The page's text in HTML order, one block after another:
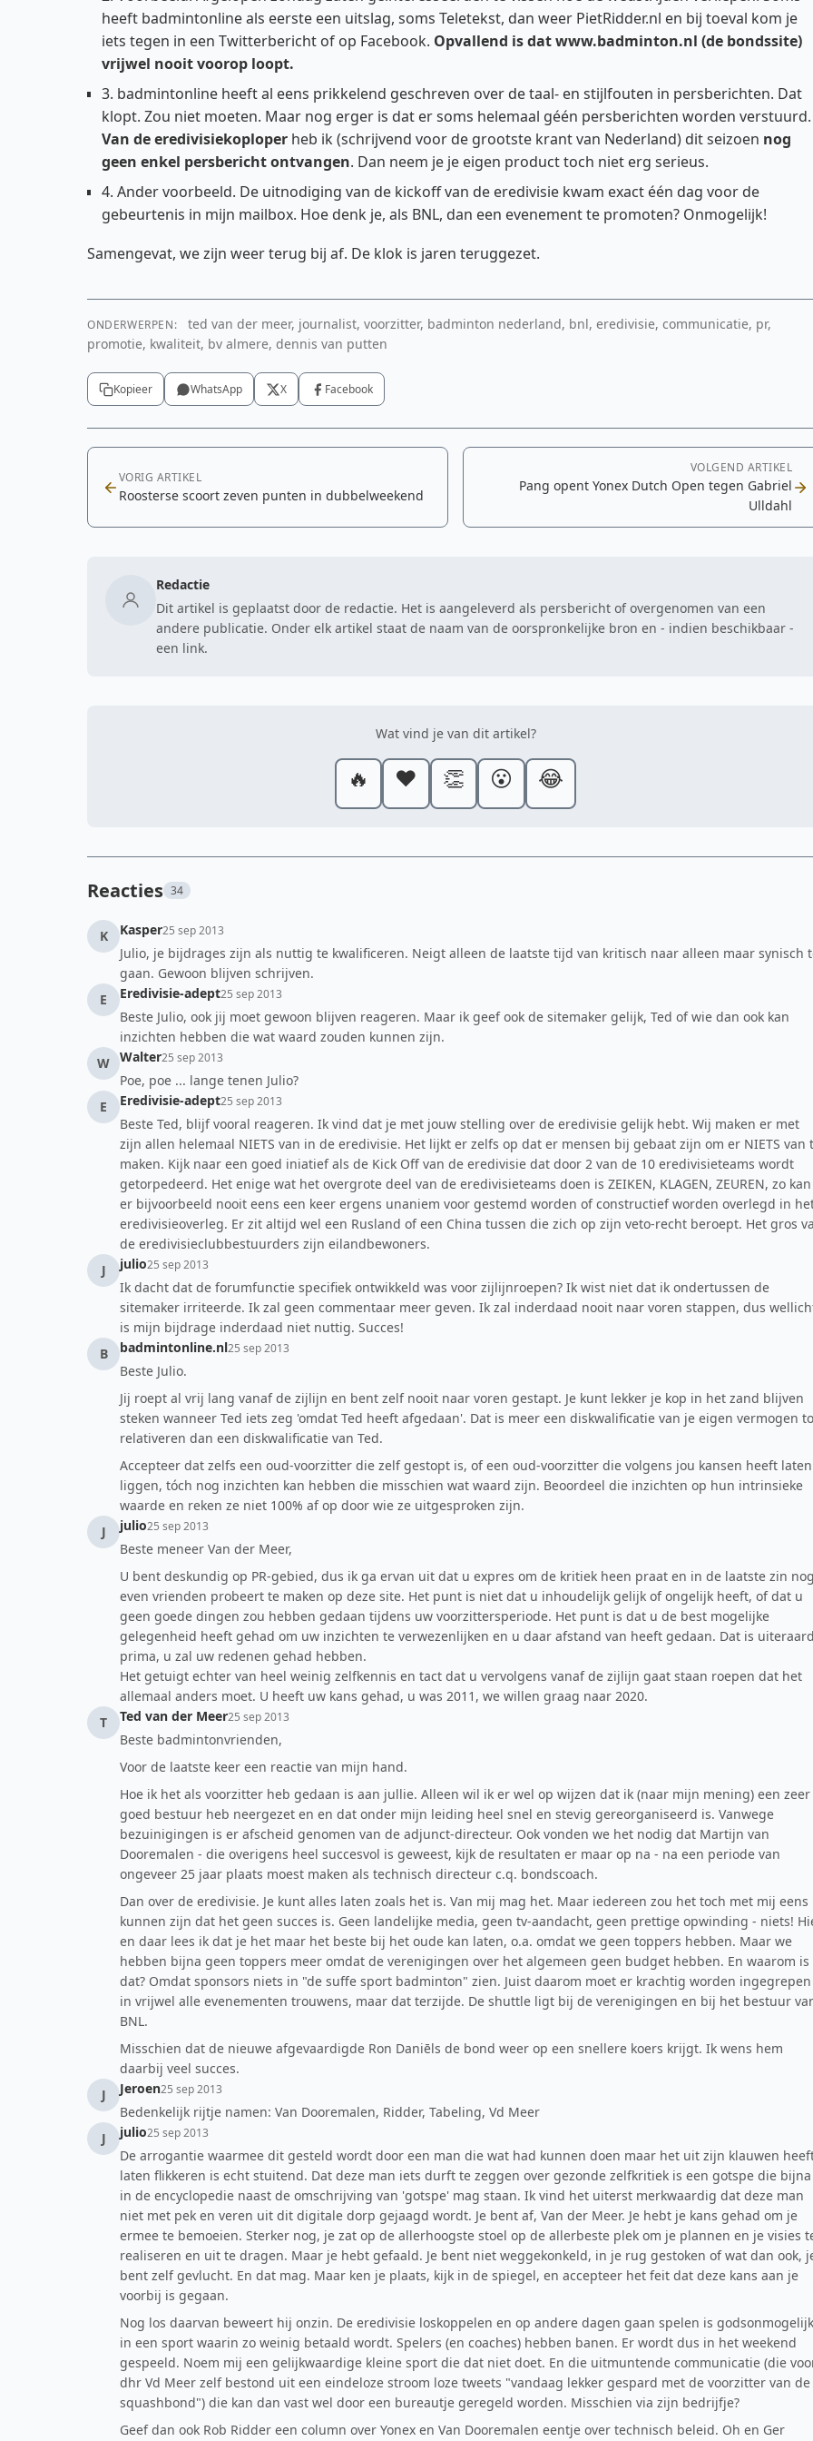
heeft badmintonline als eerste een uitslag, soms Teletekst, dan weer PietRidder.nl en bij toeval kom je
iets tegen in een Twitterbericht of op Facebook. Opvallend is dat www.badminton.nl (de bondssite)
vrijwel nooit voorop loopt.
3. badmintonline heeft al eens prikkelend geschreven over de taal- en stijlfouten in persberichten. Dat
klopt. Zou niet moeten. Maar nog erger is dat er soms helemaal géén persberichten worden verstuurd.
Van de eredivisiekoploper heb ik (schrijvend voor de grootste krant van Nederland) dit seizoen nog
geen enkel persbericht ontvangen. Dan neem je je eigen product toch niet erg serieus.
4. Ander voorbeeld. De uitnodiging van de kickoff van de eredivisie kwam exact één dag voor de
gebeurtenis in mijn mailbox. Hoe denk je, als BNL, dan een evenement te promoten? Onmogelijk!
Samengevat, we zijn weer terug bij af. De klok is jaren teruggezet.
ONDERWERPEN:
ted van der meer, journalist, voorzitter, badminton nederland, bnl, eredivisie, communicatie, pr,
promotie, kwaliteit, bv almere, dennis van putten
Kopieer WhatsApp X Facebook
VORIG ARTIKEL
Roosterse scoort zeven punten in dubbelweekend
VOLGEND ARTIKEL
Pang opent Yonex Dutch Open tegen Gabriel
Ulldahl
Redactie
Dit artikel is geplaatst door de redactie. Het is aangeleverd als persbericht of overgenomen van een
andere publicatie. Onder elk artikel staat de naam van de oorspronkelijke bron en - indien beschikbaar -
een link.
Wat vind je van dit artikel?
🔥 ❤️ 👏 😮 😂
Reacties 34
K Kasper25 sep 2013
Julio, je bijdrages zijn als nuttig te kwalificeren. Neigt alleen de laatste tijd van kritisch naar alleen maar synisch
gaan. Gewoon blijven schrijven.
E
Eredivisie-adept25 sep 2013
Beste Julio, ook jij moet gewoon blijven reageren. Maar ik geef ook de sitemaker gelijk, Ted of wie dan ook kan
inzichten hebben die wat waard zouden kunnen zijn.
W Walter25 sep 2013
Poe, poe ... lange tenen Julio?
E
Eredivisie-adept25 sep 2013
Beste Ted, blijf vooral reageren. Ik vind dat je met jouw stelling over de eredivisie gelijk hebt. Wij maken er met
zijn allen helemaal NIETS van in de eredivisie. Het lijkt er zelfs op dat er mensen bij gebaat zijn om er NIETS van
maken. Kijk naar een goed iniatief als de Kick Off van de eredivisie dat door 2 van de 10 eredivisieteams wordt
getorpedeerd. Het enige wat het overgrote deel van de eredivisieteams doen is ZEIKEN, KLAGEN, ZEUREN, zo kan
er bijvoorbeeld nooit eens een keer ergens unaniem voor gestemd worden of constructief worden overlegd in
eredivisieoverleg. Er zit altijd wel een Rusland of een China tussen die zich op zijn veto-recht beroept. Het gros
de eredivisieclubbestuurders zijn eilandbewoners.
J
julio25 sep 2013
Ik dacht dat de forumfunctie specifiek ontwikkeld was voor zijlijnroepen? Ik wist niet dat ik ondertussen de
sitemaker irriteerde. Ik zal geen commentaar meer geven. Ik zal inderdaad nooit naar voren stappen, dus
is mijn bijdrage inderdaad niet nuttig. Succes!
B
badmintonline.nl25 sep 2013
Beste Julio.
Jij roept al vrij lang vanaf de zijlijn en bent zelf nooit naar voren gestapt. Je kunt lekker je kop in het zand blijven
steken wanneer Ted iets zeg 'omdat Ted heeft afgedaan'. Dat is meer een diskwalificatie van je eigen vermogen
relativeren dan een diskwalificatie van Ted.
Accepteer dat zelfs een oud-voorzitter die zelf gestopt is, of een oud-voorzitter die volgens jou kansen heeft laten
liggen, tóch nog inzichten kan hebben die misschien wat waard zijn. Beoordeel die inzichten op hun intrinsieke
waarde en reken ze niet 100% af op door wie ze uitgesproken zijn.
J
julio25 sep 2013
Beste meneer Van der Meer,
U bent deskundig op PR-gebied, dus ik ga ervan uit dat u expres om de kritiek heen praat en in de laatste zin nog
even vrienden probeert te maken op deze site. Het punt is niet dat u inhoudelijk gelijk of ongelijk heeft, of dat u
geen goede dingen zou hebben gedaan tijdens uw voorzittersperiode. Het punt is dat u de best mogelijke
gelegenheid heeft gehad om uw inzichten te verwezenlijken en u daar afstand van heeft gedaan. Dat is uiteraard
prima, u zal uw redenen gehad hebben.
Het getuigt echter van heel weinig zelfkennis en tact dat u vervolgens vanaf de zijlijn gaat staan roepen dat het
allemaal anders moet. U heeft uw kans gehad, u was 2011, we willen graag naar 2020.
T
Ted van der Meer25 sep 2013
Beste badmintonvrienden,
Voor de laatste keer een reactie van mijn hand.
Hoe ik het als voorzitter heb gedaan is aan jullie. Alleen wil ik er wel op wijzen dat ik (naar mijn mening) een zeer
goed bestuur heb neergezet en en dat onder mijn leiding heel snel en stevig gereorganiseerd is. Vanwege
bezuinigingen is er afscheid genomen van de adjunct-directeur. Ook vonden we het nodig dat Martijn van
Dooremalen - die overigens heel succesvol is geweest, kijk de resultaten er maar op na - na een periode van
ongeveer 25 jaar plaats moest maken als technisch directeur c.q. bondscoach.
Dan over de eredivisie. Je kunt alles laten zoals het is. Van mij mag het. Maar iedereen zou het toch met mij eens
kunnen zijn dat het geen succes is. Geen landelijke media, geen tv-aandacht, geen prettige opwinding - niets!
en daar lees ik dat je het maar het beste bij het oude kan laten, o.a. omdat we geen toppers hebben. Maar we
hebben bijna geen toppers meer omdat de verenigingen over het algemeen geen budget hebben. En waarom is
dat? Omdat sponsors niets in "de suffe sport badminton" zien. Juist daarom moet er krachtig worden ingegrepen
in vrijwel alle evenementen trouwens, maar dat terzijde. De shuttle ligt bij de verenigingen en bij het bestuur
BNL.
Misschien dat de nieuwe afgevaardigde Ron Daniēls de bond weer op een snellere koers krijgt. Ik wens hem
daarbij veel succes.
J
Jeroen25 sep 2013
Bedenkelijk rijtje namen: Van Dooremalen, Ridder, Tabeling, Vd Meer
J
julio25 sep 2013
De arrogantie waarmee dit gesteld wordt door een man die wat had kunnen doen maar het uit zijn klauwen
laten flikkeren is echt stuitend. Dat deze man iets durft te zeggen over gezonde zelfkritiek is een gotspe die bijna
in de encyclopedie naast de omschrijving van 'gotspe' mag staan. Ik vind het uiterst merkwaardig dat deze man
niet met pek en veren uit dit digitale dorp gejaagd wordt. Je bent af, Van der Meer. Je hebt je kans gehad om je
ermee te bemoeien. Sterker nog, je zat op de allerhoogste stoel op de allerbeste plek om je plannen en je visies
realiseren en uit te dragen. Maar je hebt gefaald. Je bent niet weggekonkeld, in je rug gestoken of wat dan ook,
bent zelf gevlucht. En dat mag. Maar ken je plaats, kijk in de spiegel, en accepteer het feit dat deze kans aan je
voorbij is gegaan.
Nog los daarvan beweert hij onzin. De eredivisie loskoppelen en op andere dagen gaan spelen is godsonmogelijk
in een sport waarin zo weinig betaald wordt. Spelers (en coaches) hebben banen. Er wordt dus in het weekend
gespeeld. Noem mij een gelijkwaardige kleine sport die dat niet doet. En die uitmuntende communicatie (die
dhr Vd Meer zelf bestond uit een eindeloze stroom loze tweets "vandaag lekker gespard met de voorzitter van de
squashbond") die kan dan vast wel door een bureautje geregeld worden. Misschien via zijn bedrijfje?
Geef dan ook Rob Ridder een column over Yonex en Van Dooremalen eentje over technisch beleid. Oh en Ger